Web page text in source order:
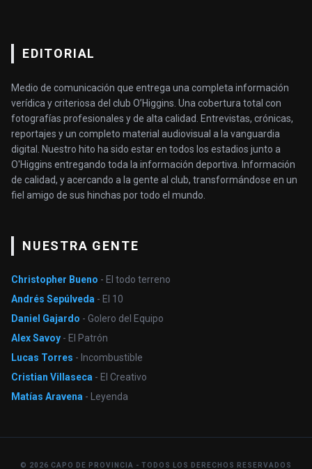
EDITORIAL
Medio de comunicación que entrega una completa información
verídica y criteriosa del club O’Higgins. Una cobertura total con
fotografías profesionales y de alta calidad. Entrevistas, crónicas,
reportajes y un completo material audiovisual a la vanguardia
digital. Nuestro hito ha sido estar en todos los estadios junto a
O'Higgins entregando toda la información deportiva. Información
de calidad, y acercando a la gente al club, transformándose en un
fiel amigo de sus hinchas por todo el mundo.
NUESTRA GENTE
Christopher Bueno - El todo terreno
Andrés Sepúlveda - El 10
Daniel Gajardo - Golero del Equipo
Alex Savoy - El Patrón
Lucas Torres - Incombustible
Cristian Villaseca - El Creativo
Matías Aravena - Leyenda
© 2026 CAPO DE PROVINCIA - TODOS LOS DERECHOS RESERVADOS